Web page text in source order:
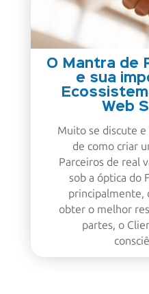
O Mantra de
e sua
Web
Muito se discute
de como criar
Parceiros de real
sob a óptica do
principalmente,
obter o melhor
partes, o